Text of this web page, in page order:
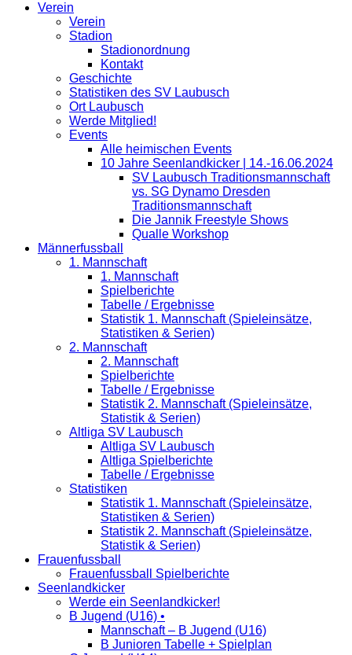
Verein
Verein
Stadion
Stadionordnung
Kontakt
Geschichte
Statistiken des SV Laubusch
Ort Laubusch
Werde Mitglied!
Events
Alle heimischen Events
10 Jahre Seenlandkicker | 14.-16.06.2024
SV Laubusch Traditionsmannschaft
vs. SG Dynamo Dresden
Traditionsmannschaft
Die Jannik Freestyle Shows
Qualle Workshop
Männerfussball
1. Mannschaft
1. Mannschaft
Spielberichte
Tabelle / Ergebnisse
Statistik 1. Mannschaft (Spieleinsätze,
Statistiken & Serien)
2. Mannschaft
2. Mannschaft
Spielberichte
Tabelle / Ergebnisse
Statistik 2. Mannschaft (Spieleinsätze,
Statistik & Serien)
Altliga SV Laubusch
Altliga SV Laubusch
Altliga Spielberichte
Tabelle / Ergebnisse
Statistiken
Statistik 1. Mannschaft (Spieleinsätze,
Statistiken & Serien)
Statistik 2. Mannschaft (Spieleinsätze,
Statistik & Serien)
Frauenfussball
Frauenfussball Spielberichte
Seenlandkicker
Werde ein Seenlandkicker!
B Jugend (U16) •
Mannschaft – B Jugend (U16)
B Junioren Tabelle + Spielplan